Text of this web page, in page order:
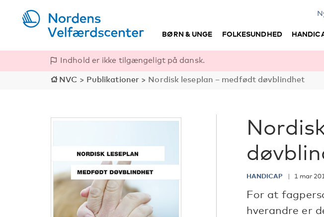
BØRN & UNGE FOLKESUNDHED
Indhold er ikke tilgængeligt på dansk.
NVC > Publikationer > Nordisk leseplan – medfødt døvblindhet
HANDICAP 1 mar
For at
hverandre er